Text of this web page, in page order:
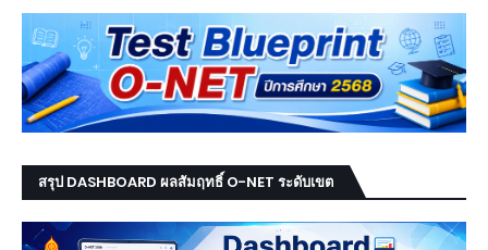
สรุป DASHBOARD ผลสัมฤทธิ์ O-NET ระดับเขต